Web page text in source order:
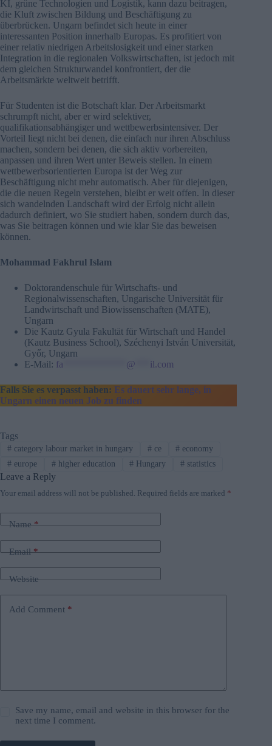
KI, grüne Technologien und Logistik, kann dazu beitragen,
die Kluft zwischen Bildung und Beschäftigung zu
überbrücken. Ungarn befindet sich heute in einer
interessanten Position innerhalb Europas. Es profitiert von
einer relativ niedrigen Arbeitslosigkeit und einer starken
Integration in die regionalen Volkswirtschaften, ist jedoch mit
dem gleichen Strukturwandel konfrontiert, der die
Arbeitsmärkte weltweit betrifft.
Für Studenten ist die Botschaft klar. Der Arbeitsmarkt
schrumpft nicht, aber er wird selektiver,
qualifikationsabhängiger und wettbewerbsintensiver. Der
Vorteil liegt nicht bei denen, die einfach nur ihren Abschluss
machen, sondern bei denen, die sich aktiv vorbereiten,
anpassen und ihren Wert unter Beweis stellen. In einem
wettbewerbsorientierten Europa ist der Weg zur
Beschäftigung nicht mehr automatisch. Aber für diejenigen,
die die neuen Regeln verstehen, bleibt er weit offen. In dieser
sich wandelnden Landschaft wird der Erfolg nicht allein
dadurch definiert, wo Sie studiert haben, sondern durch das,
was Sie beitragen können und wie klar Sie das beweisen
können.
Mohammad Fakhrul Islam
Doktorandenschule für Wirtschafts- und
Regionalwissenschaften, Ungarische Universität für
Landwirtschaft und Biowissenschaften (MATE),
Ungarn
Die Kautz Gyula Fakultät für Wirtschaft und Handel
(Kautz Business School), Széchenyi István Universität,
Győr, Ungarn
E-Mail: fa @ il.com
Falls Sie es verpasst haben: Es dauert sehr lange, in
Ungarn einen neuen Job zu finden
Tags
#category labour market in hungary #ce # economy
#europe #higher education # Hungary # statistics
Leave a Reply
Your email address will not be published. Required fields are marked *
Name*
Email*
Website
Add Comment *
Save my name, email and website in this browser for the
next time I comment.